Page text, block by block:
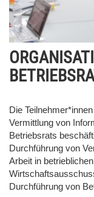
Die
Vermittlung von
Betriebsrats
Durchführung von
Arbeit in
Durchführung von